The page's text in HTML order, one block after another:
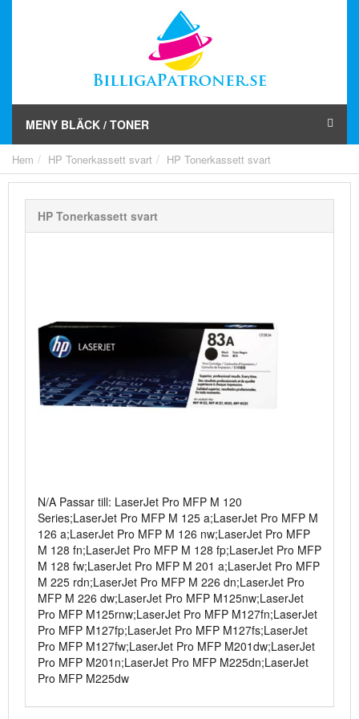
MENY BLÄCK / TONER
Hem HP Tonerkassett svart HP Tonerkassett svart
HP Tonerkassett svart
N/A Passar till: LaserJet Pro MFP M 120
Series;LaserJet Pro MFP M 125 a;LaserJet Pro MFP M
126 a;LaserJet Pro MFP M 126 nw;LaserJet Pro MFP
M 128 fn;LaserJet Pro MFP M 128 fp;LaserJet Pro MFP
M 128 fw;LaserJet Pro MFP M 201 a;LaserJet Pro MFP
M 225 rdn;LaserJet Pro MFP M 226 dn;LaserJet Pro
MFP M 226 dw;LaserJet Pro MFP M125nw;LaserJet
Pro MFP M125rnw;LaserJet Pro MFP M127fn;LaserJet
Pro MFP M127fp;LaserJet Pro MFP M127fs;LaserJet
Pro MFP M127fw;LaserJet Pro MFP M201dw;LaserJet
Pro MFP M201n;LaserJet Pro MFP M225dn;LaserJet
Pro MFP M225dw